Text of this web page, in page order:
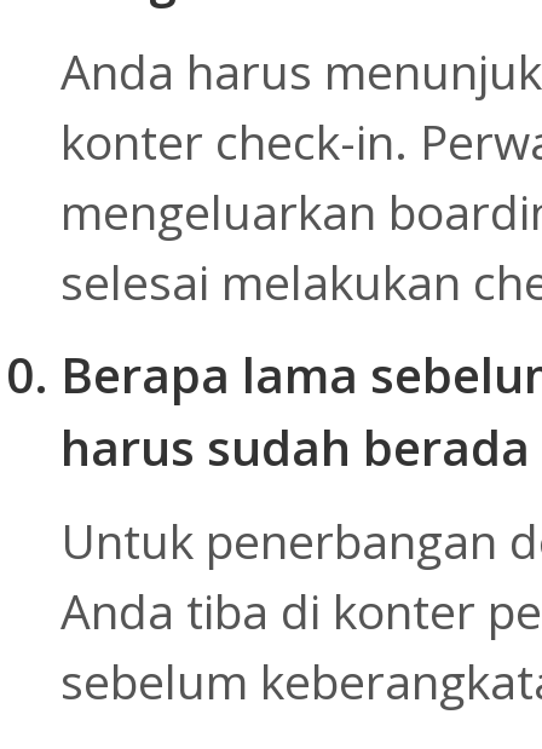
Anda harus
konter check-in.
mengeluarkan
selesai melakukan
Berapa lama
harus sudah
Untuk penerbangan
Anda tiba di konter
sebelum